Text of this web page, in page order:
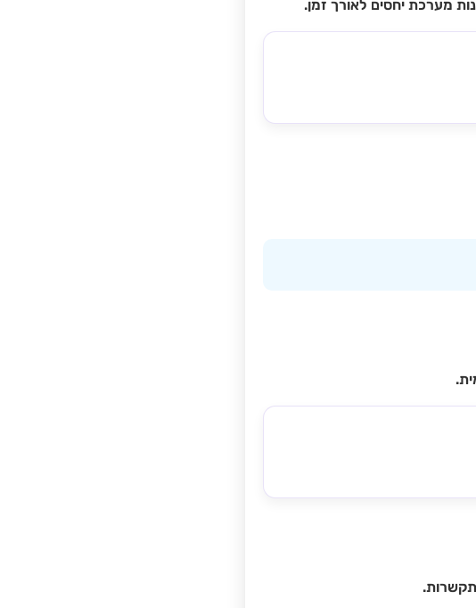
מערכת יחסים לאורך זמן.